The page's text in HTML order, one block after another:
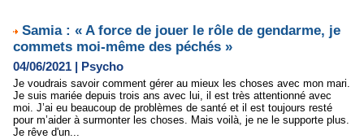
Samia : « A force de jouer le rôle de gendarme, je
commets moi-même des péchés »
04/06/2021 | Psycho
Je voudrais savoir comment gérer au mieux les choses avec mon mari.
Je suis mariée depuis trois ans avec lui, il est très attentionné avec
moi. J’ai eu beaucoup de problèmes de santé et il est toujours resté
pour m’aider à surmonter les choses. Mais voilà, je ne le supporte plus.
Je rêve d'un...